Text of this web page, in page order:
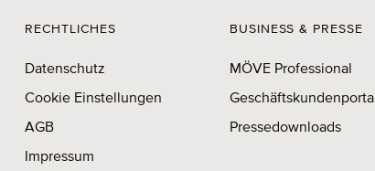
RECHTLICHES
Datenschutz
Cookie Einstellungen
AGB
Impressum
BUSINESS & PRESSE
MÖVE Professional
Geschäftskundenportal
Pressedownloads